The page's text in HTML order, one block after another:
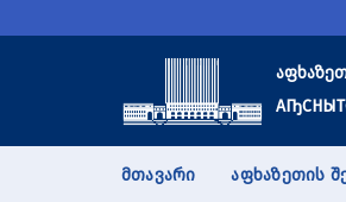
ᲛᲗᲐᲕᲐᲠᲘ ᲐᲤᲮᲐᲖᲔᲗᲘᲡ